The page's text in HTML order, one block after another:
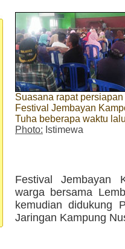
Suasana rapat persiapan
Festival Jembayan
Tuha beberapa waktu
Photo: Istimewa
Festival Jembayan
warga bersama
kemudian didukung
Jaringan Kampung